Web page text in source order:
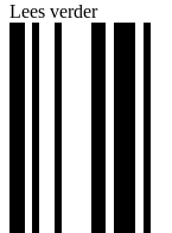
Lees verder